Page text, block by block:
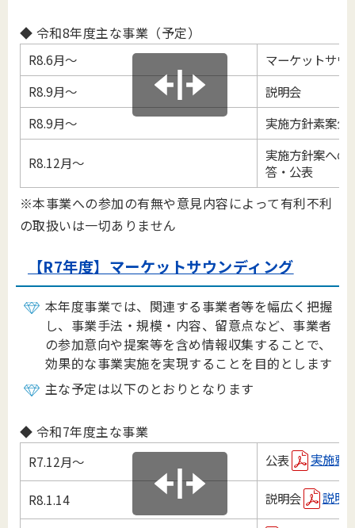
◆ 令和8年度主な事業（予定）
R8.6月～
マーケットサウ
R8.9月～
説明会
R8.9月～
実施方針素案公
R8.12月～
実施方針案への
答・公表
※本事業への参加の有無や意見内容によって有利不利
の取扱いは一切ありません
【R7年度】マーケットサウンディング
本年度事業では、関連する事業者等を幅広く把握
し、事業手法・規模・内容、留意点など、事業者
の参加意向や提案等を含め情報収集することで、
効果的な事業実施を実現することを目的とします
主な予定は以下のとおりとなります
◆ 令和7年度主な事業
R7.12月～ 公表 実施要
R8.1.14 説明会 説明